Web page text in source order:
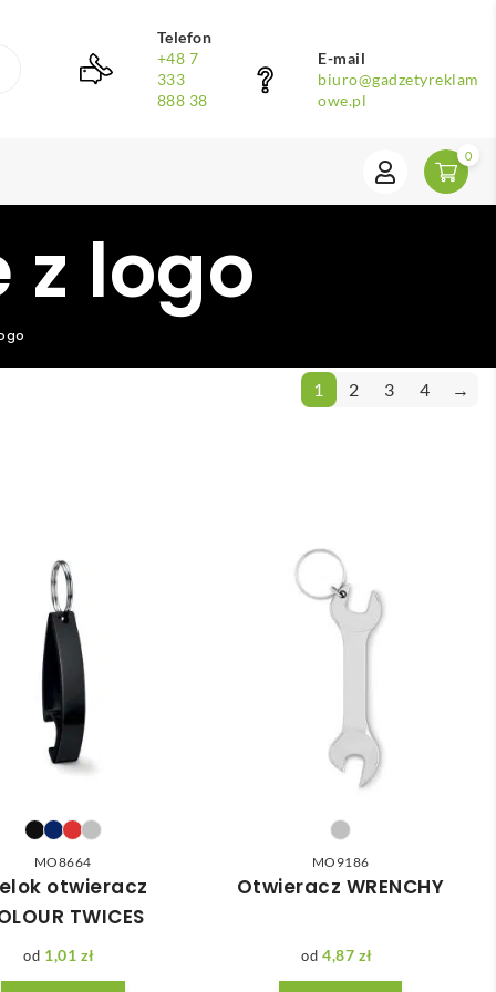
Telefon
+48 7
333
888 38
E-mail
biuro@gadzetyreklam
owe.pl
0
z logo
1 2 3 4 →
MO8664
otwieracz
TWICES
1,01 zł
MO9186
Otwieracz WRENCHY
4,87 zł